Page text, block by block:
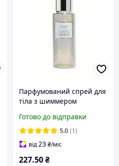
Парфумований спрей для
тіла з шиммером
Shimmer Fragrance Mist,
250 мл
Готово до відправки
5.0 (1)
від23₴/міс
227.50₴